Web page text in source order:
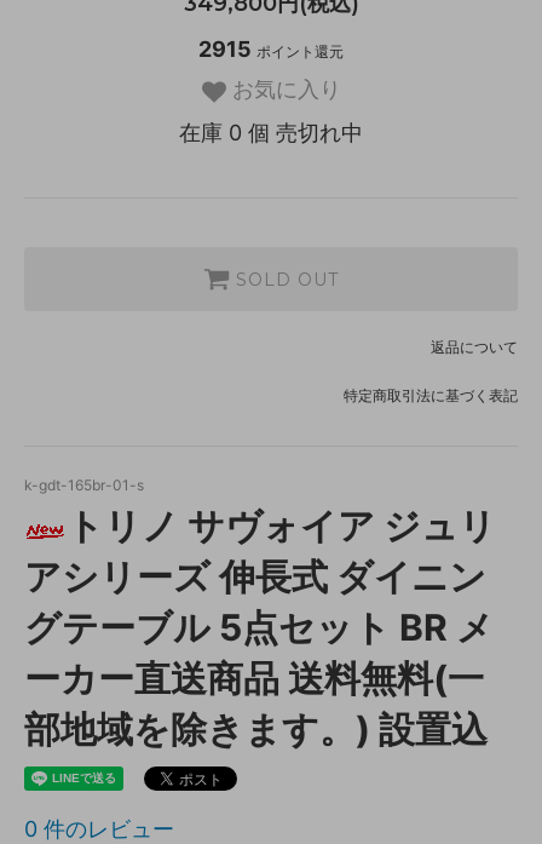
2915 ポイント還元
お気に入り
在庫 0 個 売切れ中
SOLD OUT
返品について
特定商取引法に基づく表記
k-gdt-165br-01-s
トリノ サヴォイア ジュリ
アシリーズ 伸長式 ダイニン
グテーブル 5点セット BR メ
ーカー直送商品 送料無料(一
部地域を除きます。) 設置込
0 件のレビュー